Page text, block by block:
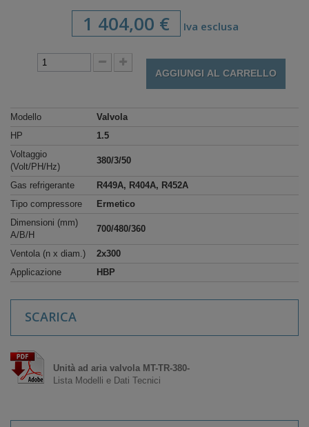
1 404,00 € Iva esclusa
AGGIUNGI AL CARRELLO
Modello
Valvola
HP
1.5
Voltaggio
(Volt/PH/Hz)
380/3/50
Gas refrigerante
R449A, R404A, R452A
Tipo compressore
Ermetico
Dimensioni (mm)
A/B/H
700/480/360
Ventola (n x diam.)
2x300
Applicazione
HBP
SCARICA
Unità ad aria valvola MT-TR-380-
Lista Modelli e Dati Tecnici